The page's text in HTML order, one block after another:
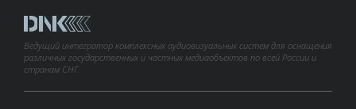
Ведущий интегратор комплексных аудиовизуальных систем для оснащения
различных государственных и частных медиаобъектов по всей России и
странам СНГ.